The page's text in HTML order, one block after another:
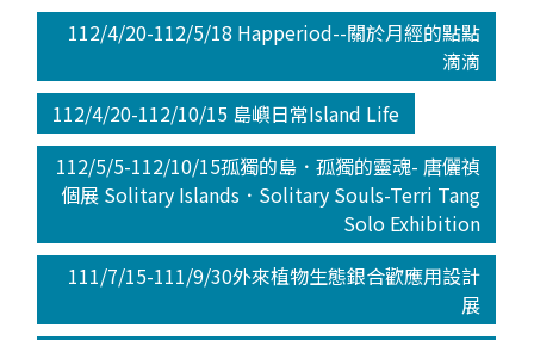
112/4/20-112/5/18 Happeriod--關於月經的點點
滴滴
112/4/20-112/10/15 島嶼日常Island Life
112/5/5-112/10/15孤獨的島．孤獨的靈魂- 唐儷禎
個展 Solitary Islands．Solitary Souls-Terri Tang
Solo Exhibition
111/7/15-111/9/30外來植物生態銀合歡應用設計
展